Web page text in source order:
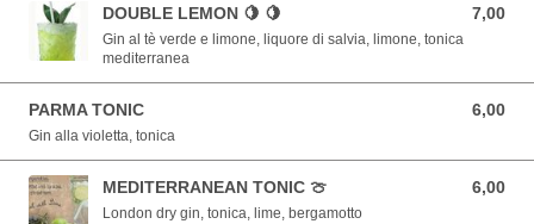
DOUBLE LEMON 🍋 🍋 7,00
7,00 EUR
Gin al tè verde e limone, liquore di salvia, limone, tonica
mediterranea
PARMA TONIC 6,00
6,00 EUR
Gin alla violetta, tonica
MEDITERRANEAN TONIC 🍈 6,00
6,00 EUR
London dry gin, tonica, lime, bergamotto